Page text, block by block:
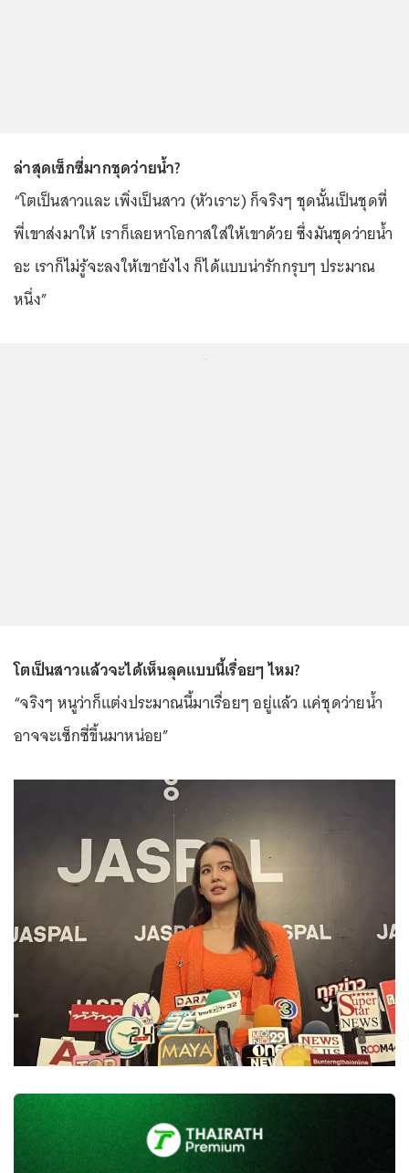
ล่าสุดเซ็กซี่มากชุดว่ายน้ำ?
“โตเป็นสาวและ เพิ่งเป็นสาว (หัวเราะ) ก็จริงๆ ชุดนั้นเป็นชุดที่
พี่เขาส่งมาให้ เราก็เลยหาโอกาสใส่ให้เขาด้วย ซึ่งมันชุดว่ายน้ำ
อะ เราก็ไม่รู้จะลงให้เขายังไง ก็ได้แบบน่ารักกรุบๆ ประมาณ
หนึ่ง”
โตเป็นสาวแล้วจะได้เห็นลุคแบบนี้เรื่อยๆ ไหม?
“จริงๆ หนูว่าก็แต่งประมาณนี้มาเรื่อยๆ อยู่แล้ว แค่ชุดว่ายน้ำ
อาจจะเซ็กซี่ขึ้นมาหน่อย”